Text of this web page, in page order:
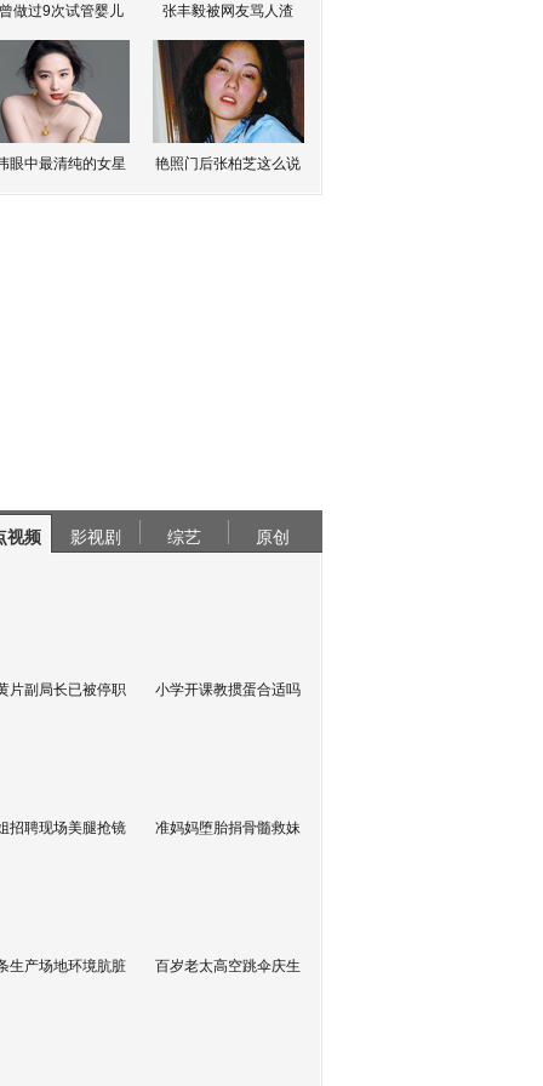
做过9次试管婴儿 张丰毅被网友骂人渣
眼中最清纯的女星 艳照门后张柏芝这么说
视频 影视剧 综艺 原创
片副局长已被停职 小学开课教掼蛋合适吗
招聘现场美腿抢镜 准妈妈堕胎捐骨髓救妹
生产场地环境肮脏 百岁老太高空跳伞庆生